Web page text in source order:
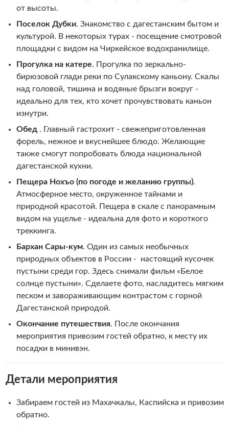
от высоты.
Поселок Дубки. Знакомство с дагестанским бытом и
культурой. В некоторых турах - посещение смотровой
площадки с видом на Чиркейское водохранилище.
Прогулка на катере. Прогулка по зеркально-
бирюзовой глади реки по Сулакскому каньону. Скалы
над головой, тишина и водяные брызги вокруг -
идеально для тех, кто хочет прочувствовать каньон
изнутри.
Обед . Главный гастрохит - свежеприготовленная
форель, нежное и вкуснейшее блюдо. Желающие
также смогут попробовать блюда национальной
дагестанской кухни.
Пещера Нохъо (по погоде и желанию группы).
Атмосферное место, окруженное тайнами и
природной красотой. Пещера в скале с панорамным
видом на ущелье - идеальна для фото и короткого
треккинга.
Бархан Сары-кум. Один из самых необычных
природных объектов в России - настоящий кусочек
пустыни среди гор. Здесь снимали фильм «Белое
солнце пустыни». Сделаете фото, насладитесь мягким
песком и завораживающим контрастом с горной
Дагестанской природой.
Окончание путешествия. После окончания
мероприятия привозим гостей обратно, к месту их
посадки в минивэн.
Детали мероприятия
Забираем гостей из Махачкалы, Каспийска и привозим
обратно.